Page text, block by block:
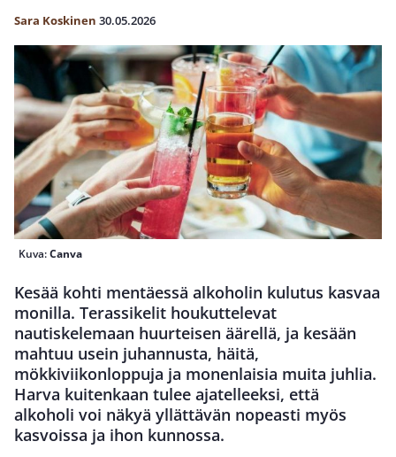
Sara Koskinen 30.05.2026
Kuva:Canva
Kesää kohti mentäessä alkoholin kulutus kasvaa
monilla. Terassikelit houkuttelevat
nautiskelemaan huurteisen äärellä, ja kesään
mahtuu usein juhannusta, häitä,
mökkiviikonloppuja ja monenlaisia muita juhlia.
Harva kuitenkaan tulee ajatelleeksi, että
alkoholi voi näkyä yllättävän nopeasti myös
kasvoissa ja ihon kunnossa.